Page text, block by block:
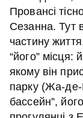
Провансі
Сезанна. Тут
частину
“його”
якому він
парку (Жа-
бассейн”,